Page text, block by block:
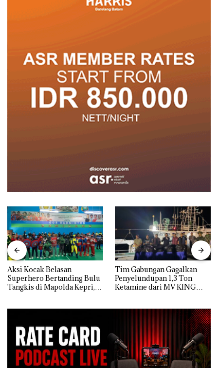
Aksi Kocak Belasan
Superhero Bertanding Bulu
Tangkis di Mapolda Kepri,
Tim Gabungan Gagalkan
Penyelundupan 1,3 Ton
Ketamine dari MV KING